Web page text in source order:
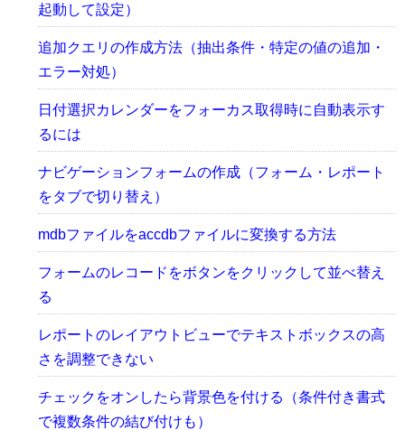
起動して設定）
追加クエリの作成方法（抽出条件・特定の値の追加・
エラー対処）
日付選択カレンダーをフォーカス取得時に自動表示す
るには
ナビゲーションフォームの作成（フォーム・レポート
をタブで切り替え）
mdbファイルをaccdbファイルに変換する方法
フォームのレコードをボタンをクリックして並べ替え
る
レポートのレイアウトビューでテキストボックスの高
さを調整できない
チェックをオンしたら背景色を付ける（条件付き書式
で複数条件の結び付けも）